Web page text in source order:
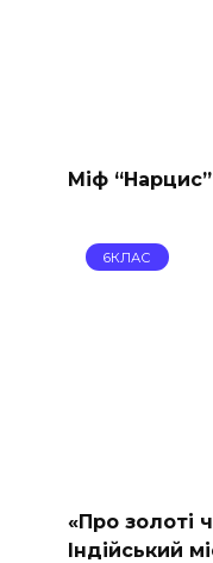
Міф
6КЛАС
«Про золоті
Індійський